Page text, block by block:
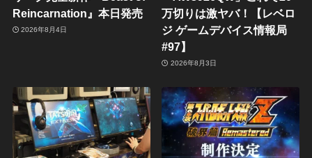
Reincarnation』本日発売
2026年8月4日
万切りは激ヤバ！【レベロ
ジ ゲームデバイス情報局
#97】
2026年8月3日